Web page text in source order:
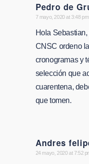
Pedro de
says:
7 mayo, 2020 at 3:48 pm
Hola
CNSC ordeno
cronogramas y
selección que
cuarentena,
que tomen.
Andres
says:
24 mayo, 2020 at 7:52